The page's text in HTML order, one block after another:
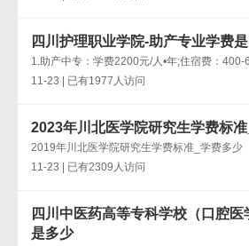
四川护理职业学院-助产专业学费
1.助产中专：学费2200元/人•年;住宿费：400-
11-23 | 已有1977人访问
2023年川北医学院研究生学费标
2019年川北医学院研究生学费标准_学费多少
11-23 | 已有2309人访问
四川中医药高等专科学校（口腔
是多少